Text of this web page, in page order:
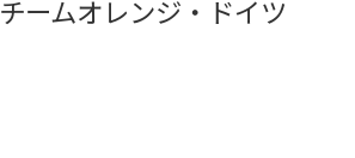
チームオレンジ・ ドイツ